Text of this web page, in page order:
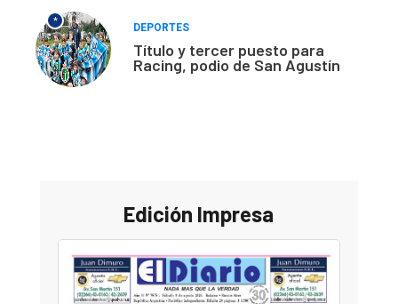
*
DEPORTES
Título y tercer puesto para
Racing, podio de San Agustín
Edición Impresa